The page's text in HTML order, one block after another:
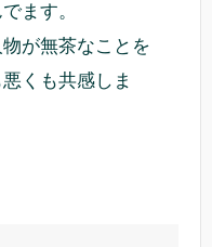
ます。
が無茶なことを
くも共感しま